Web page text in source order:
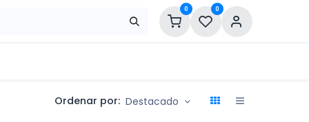
0 0
Ordenar por: Destacado